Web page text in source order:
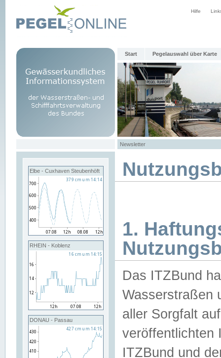
Hilfe
Start Pegelauswahl über Karte
Newsletter
Elbe - Cuxhaven Steubenhöft
RHEIN - Koblenz
DONAU - Passau
1.
Das ITZBund
Wasserstraßen
aller Sorgfalt
veröffentlichten
ITZBund und